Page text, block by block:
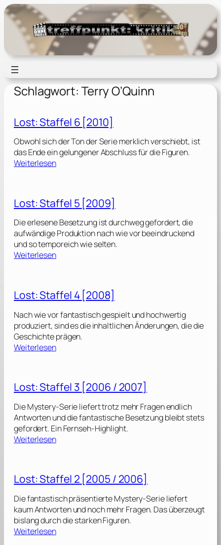
Zum
Inhalt
springen
Schlagwort: Terry O’Quinn
Lost: Staffel 6 [2010]
Obwohl sich der Ton der Serie merklich verschiebt, ist
das Ende ein gelungener Abschluss für die Figuren.
Weiterlesen:
t
S
t
a
f
l
6
[
2
0
Lost: Staffel 5 [2009]
Die erlesene Besetzung ist durchweg gefordert, die
aufwändige Produktion nach wie vor beeindruckend
und so temporeich wie selten.
Weiterlesen:
t
S
t
a
f
l
5
[
2
0
]
Lost: Staffel 4 [2008]
Nach wie vor fantastisch gespielt und hochwertig
produziert, sind es die inhaltlichen Änderungen, die die
Geschichte prägen.
Weiterlesen:
t
S
t
a
f
l
4
[
2
0
Lost: Staffel 3 [2006 / 2007]
Die Mystery-Serie liefert trotz mehr Fragen endlich
Antworten und die fantastische Besetzung bleibt stets
gefordert. Ein Fernseh-Highlight.
Weiterlesen:
t
S
t
a
f
Lost: Staffel 2 [2005 / 2006]
Die fantastisch präsentierte Mystery-Serie liefert
kaum Antworten und noch mehr Fragen. Das überzeugt
bislang durch die starken Figuren.
Weiterlesen: